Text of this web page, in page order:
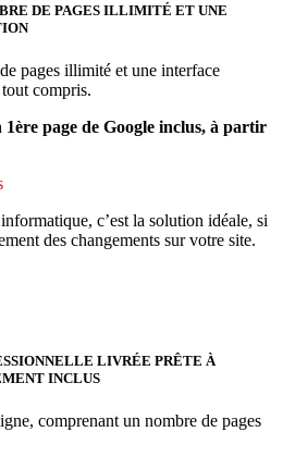
DE PAGES ILLIMITÉ ET UNE
pages illimité et une interface
compris.
1ère page de Google inclus, à partir
c’est la solution idéale, si
des changements sur votre site.
LIVRÉE PRÊTE À
INCLUS
comprenant un nombre de pages